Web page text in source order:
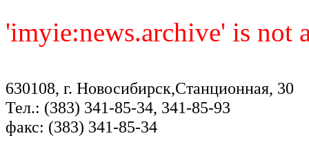
'imyie:news.archive' is not
630108, г. Новосибирск,Станционная, 30
Тел.: (383) 341-85-34, 341-85-93
факс: (383) 341-85-34